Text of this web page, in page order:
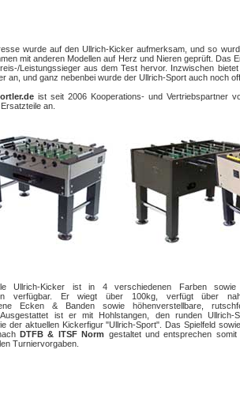
wurde auf den Ullrich-Kicker aufmerksam, und so
mit anderen Modellen auf Herz und Nieren geprüft. Das
Leistungssieger aus dem Test hervor. Inzwischen bietet
an, und ganz nebenbei wurde der Ullrich-Sport auch noch
ist seit 2006 Kooperations- und Vertriebspartner
an.
Ullrich-Kicker ist in 4 verschiedenen Farben sowie
verfügbar. Er wiegt über 100kg, verfügt über
Ecken & Banden sowie höhenverstellbare,
ist er mit Hohlstangen, den runden Ullrich-
der aktuellen Kickerfigur "Ullrich-Sport". Das Spielfeld
DTFB & ITSF Norm gestaltet und entsprechen somit
Turniervorgaben.